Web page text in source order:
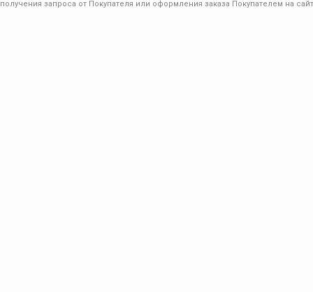
получения запроса от Покупателя или оформления заказа Покупателем на